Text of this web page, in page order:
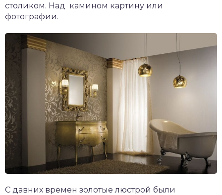
столиком. Над камином картину или
фотографии.
С давних времен золотые люстрой были